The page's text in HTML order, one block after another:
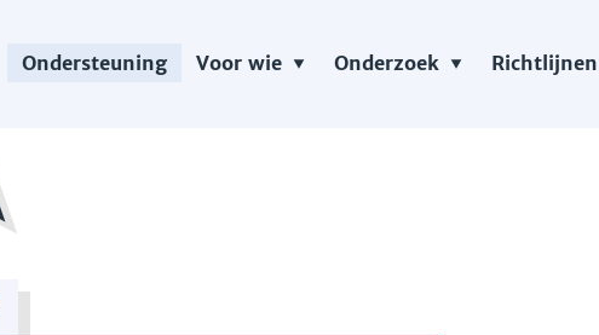
Ondersteuning Voor wie Onderzoek Richtlijnen